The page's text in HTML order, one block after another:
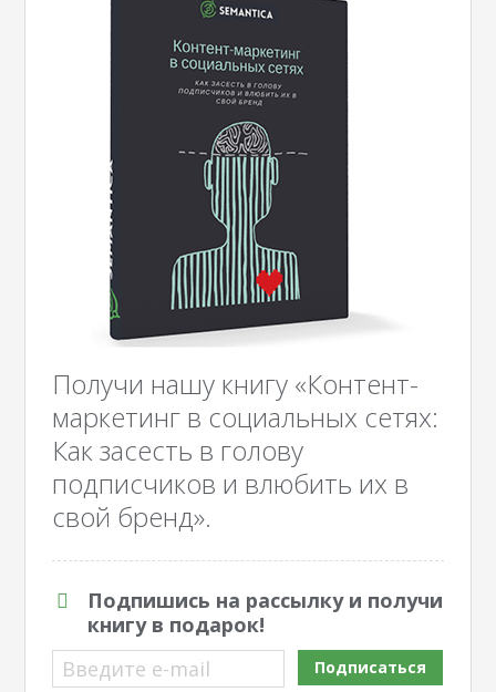
Получи нашу книгу «Контент-
маркетинг в социальных сетях:
Как засесть в голову
подписчиков и влюбить их в
свой бренд».
Подпишись на рассылку и получи
книгу в подарок!
Введите e-mail
Подписаться